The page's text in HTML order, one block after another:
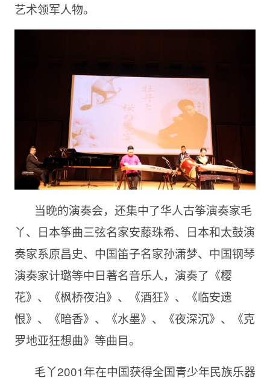
艺术领军人物。
当晚的演奏会，还集中了华人古筝演奏家毛
丫、日本筝曲三弦名家安藤珠希、日本和太鼓演
奏家系原昌史、中国笛子名家孙潇梦、中国钢琴
演奏家计璐等中日著名音乐人，演奏了《樱
花》、《枫桥夜泊》、《酒狂》、《临安遗
恨》、《暗香》、《水墨》、《夜深沉》、《克
罗地亚狂想曲》等曲目。
毛丫2001年在中国获得全国青少年民族乐器